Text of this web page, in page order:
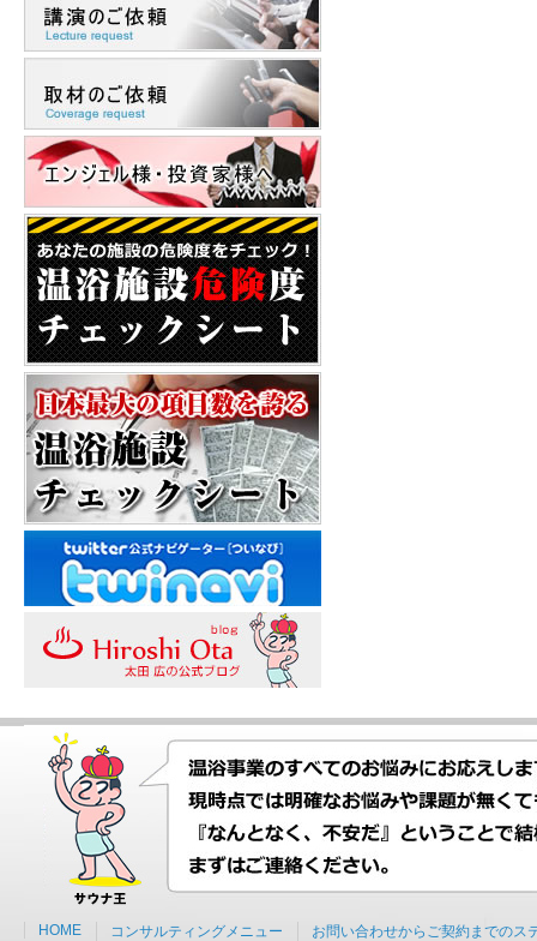
HOME コンサルティングメニュー
お問い合わせからご契約までのス